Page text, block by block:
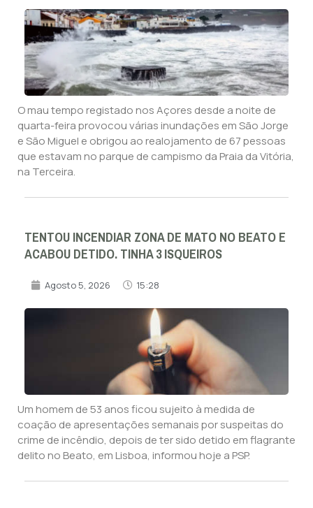
O mau tempo registado nos Açores desde a noite de
quarta-feira provocou várias inundações em São Jorge
e São Miguel e obrigou ao realojamento de 67 pessoas
que estavam no parque de campismo da Praia da Vitória,
na Terceira.
TENTOU INCENDIAR ZONA DE MATO NO BEATO E
ACABOU DETIDO. TINHA 3 ISQUEIROS
Agosto 5, 2026 15:28
Um homem de 53 anos ficou sujeito à medida de
coação de apresentações semanais por suspeitas do
crime de incêndio, depois de ter sido detido em flagrante
delito no Beato, em Lisboa, informou hoje a PSP.